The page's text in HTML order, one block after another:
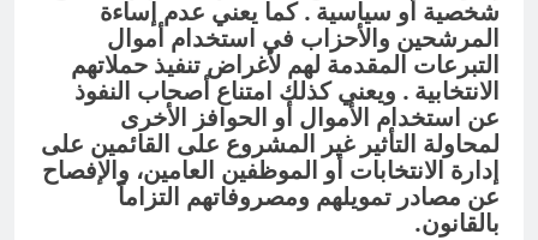
شخصية أو سياسية . كما يعني عدم إساءة
المرشحين والأحزاب في استخدام أموال
التبرعات المقدمة لهم لأغراض تنفيذ حملاتهم
الانتخابية . ويعني كذلك امتناع أصحاب النفوذ
عن استخدام الأموال أو الحوافز الأخرى
لمحاولة التأثير غير المشروع على القائمين على
إدارة الانتخابات أو الموظفين العامين، والإفصاح
عن مصادر تمويلهم ومصروفاتهم التزاماً
بالقانون.